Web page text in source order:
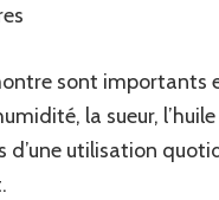
sont importants
la sueur,
d’une utilisation